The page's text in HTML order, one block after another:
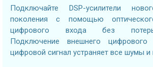
Подключайте DSP-усилители
поколения с помощью
цифрового входа без
Подключение внешнего цифрового
цифровой сигнал устраняет все шумы и